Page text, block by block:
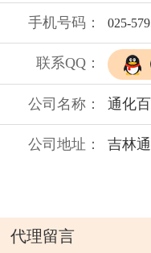
手机号码： 025-
联系QQ：
公司名称： 通化
公司地址： 吉林
代理留言